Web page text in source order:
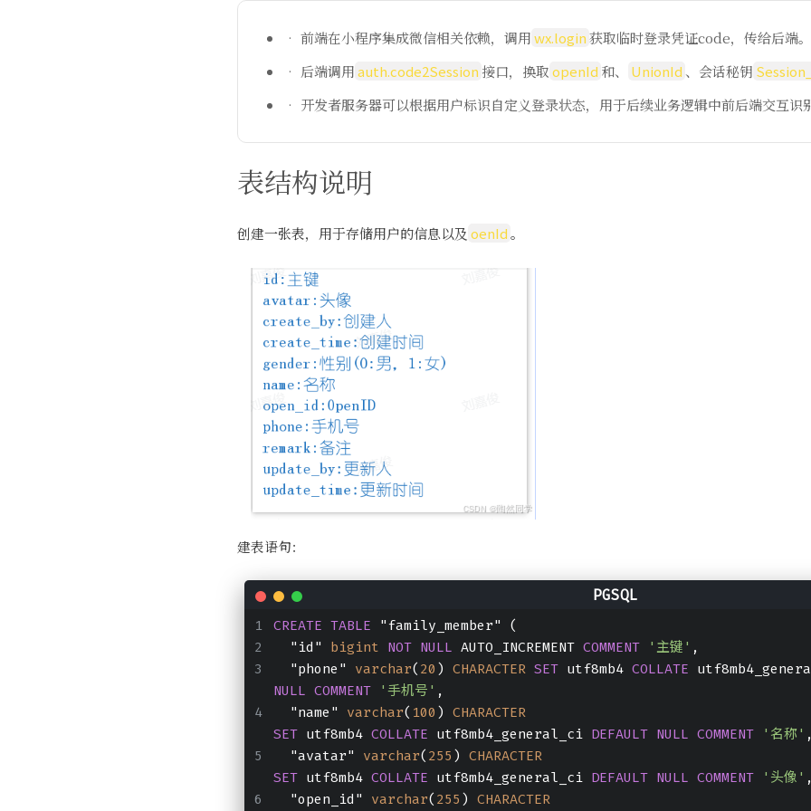
• 前端在小程序集成微信相关依赖，调用wx.login获取临时登录凭证code，传给后端。
• 后端调用auth.code2Session 接口，换取openId 和、 UnionId、会话秘钥
• 开发者服务器可以根据用户标识自定义登录状态，用于后续业务逻辑中前后端交互识
表结构说明
创建一张表，用于存储用户的信息以及 oenId。
建表语句：
CREATE TABLE "family_member" (
"id" bigint NOT NULL AUTO_INCREMENT COMMENT '主键' ,
"phone" varchar( 20 ) CHARACTER SET utf8mb4 COLLATE
NULL COMMENT '手机号' ,
"name" varchar( 100 ) CHARACTER
SET utf8mb4 COLLATE utf8mb4_general_ci DEFAULT NULL COMMENT '名称' ,
"avatar" varchar( 255 ) CHARACTER
SET utf8mb4 COLLATE utf8mb4_general_ci DEFAULT NULL COMMENT '头像' ,
"open_id" varchar( 255 ) CHARACTER